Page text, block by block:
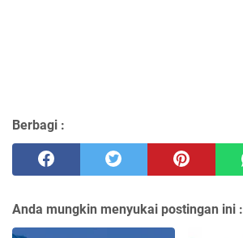
Berbagi :
Anda mungkin menyukai postingan ini :